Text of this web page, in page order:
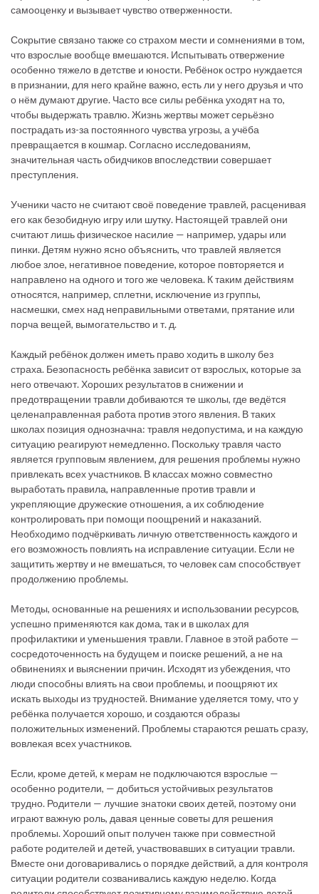
самооценку и вызывает чувство отверженности.
Сокрытие связано также со страхом мести и сомнениями в том,
что взрослые вообще вмешаются. Испытывать отвержение
особенно тяжело в детстве и юности. Ребёнок остро нуждается
в признании, для него крайне важно, есть ли у него друзья и что
о нём думают другие. Часто все силы ребёнка уходят на то,
чтобы выдержать травлю. Жизнь жертвы может серьёзно
пострадать из-за постоянного чувства угрозы, а учёба
превращается в кошмар. Согласно исследованиям,
значительная часть обидчиков впоследствии совершает
преступления.
Ученики часто не считают своё поведение травлей, расценивая
его как безобидную игру или шутку. Настоящей травлей они
считают лишь физическое насилие — например, удары или
пинки. Детям нужно ясно объяснить, что травлей является
любое злое, негативное поведение, которое повторяется и
направлено на одного и того же человека. К таким действиям
относятся, например, сплетни, исключение из группы,
насмешки, смех над неправильными ответами, прятание или
порча вещей, вымогательство и т. д.
Каждый ребёнок должен иметь право ходить в школу без
страха. Безопасность ребёнка зависит от взрослых, которые за
него отвечают. Хороших результатов в снижении и
предотвращении травли добиваются те школы, где ведётся
целенаправленная работа против этого явления. В таких
школах позиция однозначна: травля недопустима, и на каждую
ситуацию реагируют немедленно. Поскольку травля часто
является групповым явлением, для решения проблемы нужно
привлекать всех участников. В классах можно совместно
выработать правила, направленные против травли и
укрепляющие дружеские отношения, а их соблюдение
контролировать при помощи поощрений и наказаний.
Необходимо подчёркивать личную ответственность каждого и
его возможность повлиять на исправление ситуации. Если не
защитить жертву и не вмешаться, то человек сам способствует
продолжению проблемы.
Методы, основанные на решениях и использовании ресурсов,
успешно применяются как дома, так и в школах для
профилактики и уменьшения травли. Главное в этой работе —
сосредоточенность на будущем и поиске решений, а не на
обвинениях и выяснении причин. Исходят из убеждения, что
люди способны влиять на свои проблемы, и поощряют их
искать выходы из трудностей. Внимание уделяется тому, что у
ребёнка получается хорошо, и создаются образы
положительных изменений. Проблемы стараются решать сразу,
вовлекая всех участников.
Если, кроме детей, к мерам не подключаются взрослые —
особенно родители, — добиться устойчивых результатов
трудно. Родители — лучшие знатоки своих детей, поэтому они
играют важную роль, давая ценные советы для решения
проблемы. Хороший опыт получен также при совместной
работе родителей и детей, участвовавших в ситуации травли.
Вместе они договаривались о порядке действий, а для контроля
ситуации родители созванивались каждую неделю. Когда